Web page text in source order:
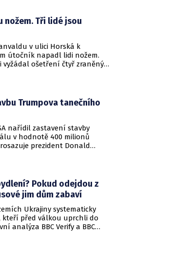
Cartera.
nožem. Tři lidé jsou
v ulici Horská k
útočník napadl lidi nožem.
ošetření čtyř zraněných
Trumpova tanečního
nařídil zastavení stavby
v hodnotě 400 milionů
prezident Donald
Pokud odejdou z
jim dům zabaví
Ukrajiny systematicky
kteří před válkou uprchli do
analýza BBC Verify a BBC